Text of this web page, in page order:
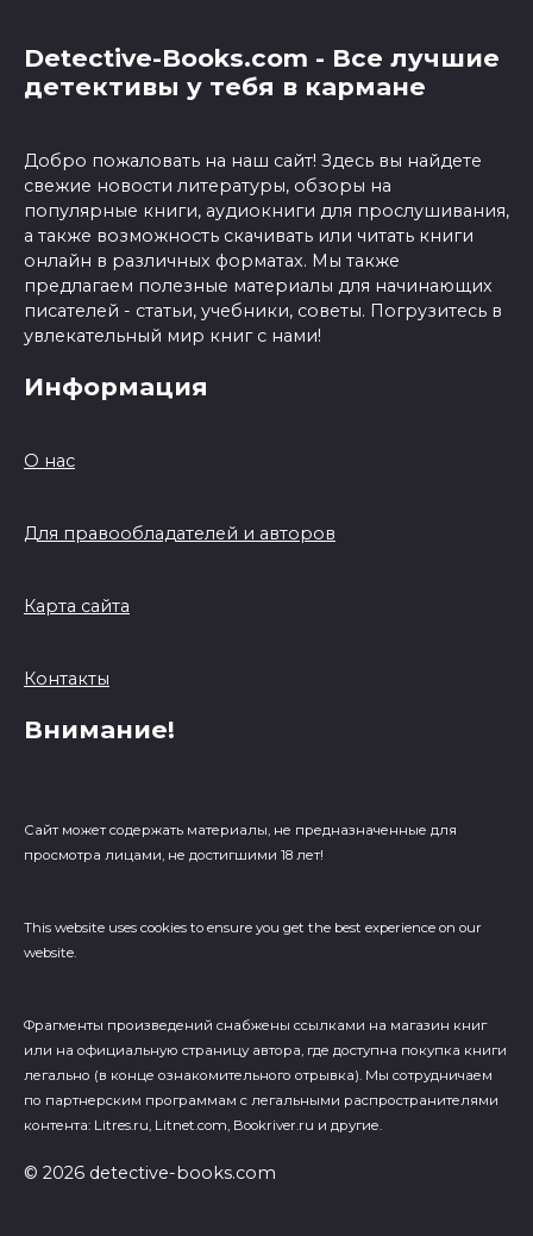
Detective-Books.com - Все лучшие
детективы у тебя в кармане
Добро пожаловать на наш сайт! Здесь вы найдете
свежие новости литературы, обзоры на
популярные книги, аудиокниги для прослушивания,
а также возможность скачивать или читать книги
онлайн в различных форматах. Мы также
предлагаем полезные материалы для начинающих
писателей - статьи, учебники, советы. Погрузитесь в
увлекательный мир книг с нами!
Информация
О нас
Для правообладателей и авторов
Карта сайта
Контакты
Внимание!
Сайт может содержать материалы, не предназначенные для
просмотра лицами, не достигшими 18 лет!
This website uses cookies to ensure you get the best experience on our
website.
Фрагменты произведений cнабжены ссылками на магазин книг
или на официальную страницу автора, где доступна покупка книги
легально (в конце ознакомительного отрывка). Мы сотрудничаем
по партнерским программам с легальными распространителями
контента: Litres.ru, Litnet.com, Bookriver.ru и другие.
© 2026 detective-books.com